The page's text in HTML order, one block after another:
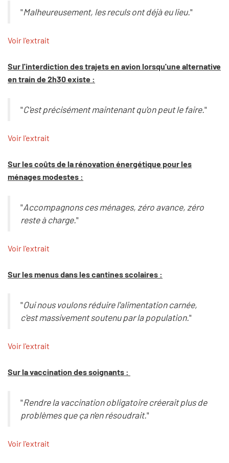
"Malheureusement, les reculs ont déjà eu lieu."
Voir l'extrait
Sur l'interdiction des trajets en avion lorsqu'une alternative
en train de 2h30 existe :
"C'est précisément maintenant qu'on peut le faire."
Voir l'extrait
Sur les coûts de la rénovation énergétique pour les
ménages modestes :
"Accompagnons ces ménages, zéro avance, zéro
reste à charge."
Voir l'extrait
Sur les menus dans les cantines scolaires :
"Oui nous voulons réduire l'alimentation carnée,
c'est massivement soutenu par la population."
Voir l'extrait
Sur la vaccination des soignants :
"Rendre la vaccination obligatoire créerait plus de
problèmes que ça n'en résoudrait."
Voir l'extrait